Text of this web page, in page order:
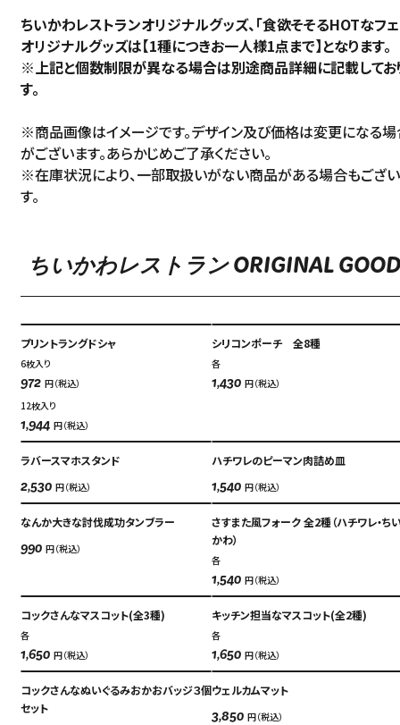
ちいかわレストランオリジナルグッズ、「食欲そそるHOTなフェ
オリジナルグッズは【1種につきお一人様1点まで】となります。
※上記と個数制限が異なる場合は別途商品詳細に記載してお
す。
※商品画像はイメージです。デザイン及び価格は変更になる
がございます。あらかじめご了承ください。
※在庫状況により、一部取扱いがない商品がある場合もござ
す。
ちいかわレストラン ORIGINAL
プリントラングドシャ
6枚入り
972 円（税込）
12枚入り
1,944 円（税込）
シリコンポーチ 全8種
各
1,430 円（税込）
ラバースマホスタンド
2,530 円（税込）
ハチワレのピーマン肉詰め皿
1,540 円（税込）
なんか大きな討伐成功タンブラー
990 円（税込）
さすまた風フォーク 全2種（ハチワレ・ち
かわ）
各
1,540 円（税込）
コックさんなマスコット(全3種)
各
1,650 円（税込）
キッチン担当なマスコット(全2種)
各
1,650 円（税込）
コックさんなぬいぐるみおかおバッジ３個
セット
ウェルカムマット
3,850 円（税込）